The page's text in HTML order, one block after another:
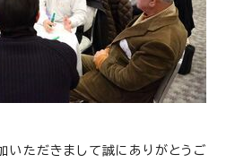
いただきまして誠にありがとうご